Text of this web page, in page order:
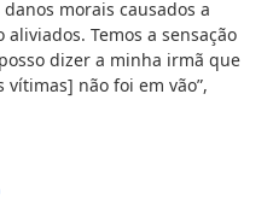
morais causados a
Temos a sensação
dizer a minha irmã que
não foi em vão”,